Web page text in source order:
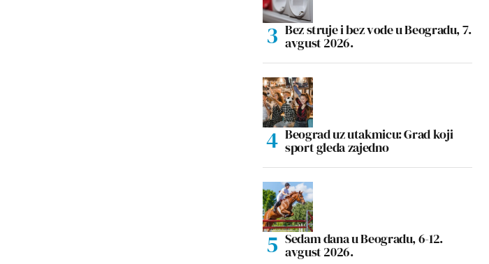
Bez struje i bez vode u Beogradu, 7.
avgust 2026.
Beograd uz utakmicu: Grad koji
sport gleda zajedno
Sedam dana u Beogradu, 6-12.
avgust 2026.